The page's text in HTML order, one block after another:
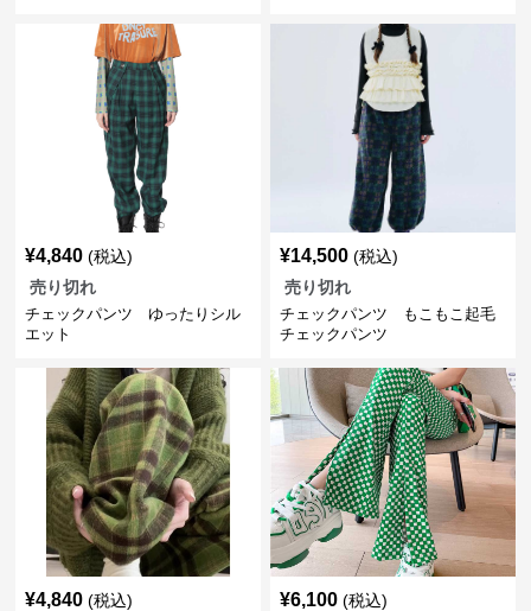
¥4,840 (税込)
売り切れ
チェックパンツ ゆったりシル
エット
¥14,500 (税込)
売り切れ
チェックパンツ もこもこ起毛
チェックパンツ
¥4,840 (税込)
¥6,100 (税込)